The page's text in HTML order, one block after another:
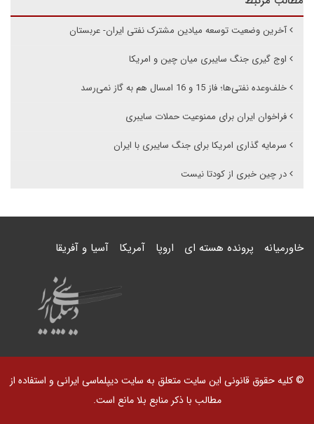
آخرین وضعیت توسعه میادین مشترک نفتی ایران- عربستان
اوج گیری جنگ سایبری میان چین و امریکا
خلف‌وعده نفتی‌ها؛ فاز 15 و 16 امسال هم به گاز نمی‌رسد
فراخوان ایران برای ممنوعیت حملات سایبری
سرمایه گذاری امریکا برای جنگ سایبری با ایران
در چین خبری از کودتا نیست
خاورمیانه پرونده هسته ای اروپا آمریکا آسیا و آفریقا
© کلیه حقوق قانونی این سایت متعلق به سایت دیپلماسی ایرانی و استفاده از
مطالب با ذکر منابع بلا مانع است.